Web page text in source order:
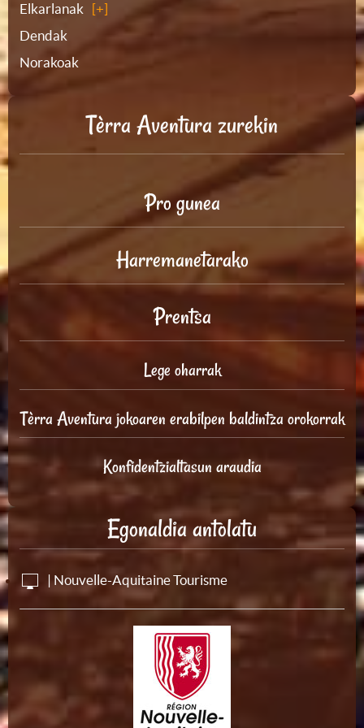
Elkarlanak
Dendak
Norakoak
Tèrra Aventura zurekin
Pro gunea
Harremanetarako
Prentsa
Lege oharrak
Tèrra Aventura jokoaren erabilpen baldintza orokorrak
Konfidentzialtasun araudia
Egonaldia antolatu
| Nouvelle-Aquitaine Tourisme